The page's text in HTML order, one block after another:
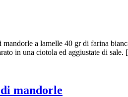
a lamelle 40 gr di farina
in una ciotola ed aggiustate di
mandorle